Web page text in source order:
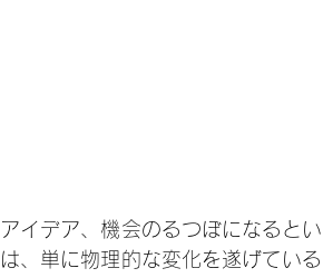
イデア、機会のるつぼになるとい
、単に物理的な変化を遂げている